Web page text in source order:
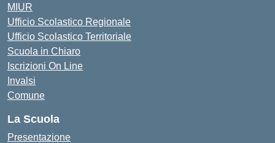
MIUR
Ufficio Scolastico Regionale
Ufficio Scolastico Territoriale
Scuola in Chiaro
Iscrizioni On Line
Invalsi
Comune
La Scuola
Presentazione